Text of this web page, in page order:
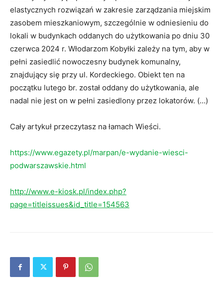
elastycznych rozwiązań w zakresie zarządzania miejskim
zasobem mieszkaniowym, szczególnie w odniesieniu do
lokali w budynkach oddanych do użytkowania po dniu 30
czerwca 2024 r. Włodarzom Kobyłki zależy na tym, aby w
pełni zasiedlić nowoczesny budynek komunalny,
znajdujący się przy ul. Kordeckiego. Obiekt ten na
początku lutego br. został oddany do użytkowania, ale
nadal nie jest on w pełni zasiedlony przez lokatorów. (…)
Cały artykuł przeczytasz na łamach Wieści.
https://www.egazety.pl/marpan/e-wydanie-wiesci-
podwarszawskie.html
http://www.e-kiosk.pl/index.php?
page=titleissues&id_title=154563